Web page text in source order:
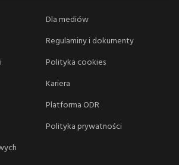
Dla mediów
Regulaminy i dokumenty
Polityka cookies
Kariera
Platforma ODR
Polityka prywatności